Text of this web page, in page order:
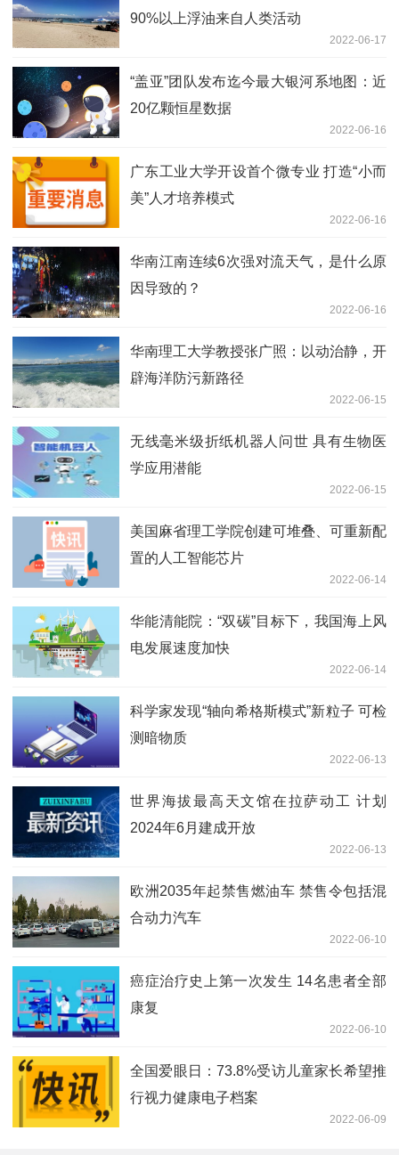
90%以上浮油来自人类活动
2022-06-17
“盖亚”团队发布迄今最大银河系地图：近
20亿颗恒星数据
2022-06-16
广东工业大学开设首个微专业 打造“小而
美”人才培养模式
2022-06-16
华南江南连续6次强对流天气，是什么原
因导致的？
2022-06-16
华南理工大学教授张广照：以动治静，开
辟海洋防污新路径
2022-06-15
无线毫米级折纸机器人问世 具有生物医
学应用潜能
2022-06-15
美国麻省理工学院创建可堆叠、可重新配
置的人工智能芯片
2022-06-14
华能清能院：“双碳”目标下，我国海上风
电发展速度加快
2022-06-14
科学家发现“轴向希格斯模式”新粒子 可检
测暗物质
2022-06-13
世界海拔最高天文馆在拉萨动工 计划
2024年6月建成开放
2022-06-13
欧洲2035年起禁售燃油车 禁售令包括混
合动力汽车
2022-06-10
癌症治疗史上第一次发生 14名患者全部
康复
2022-06-10
全国爱眼日：73.8%受访儿童家长希望推
行视力健康电子档案
2022-06-09